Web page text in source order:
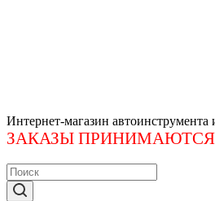
Интернет-магазин автоинструмента
ЗАКАЗЫ ПРИНИМАЮТСЯ